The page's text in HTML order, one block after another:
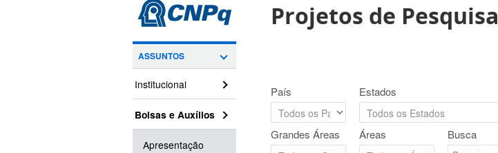
ASSUNTOS
Institucional
Bolsas e Auxílios
Apresentação
Projetos de Pesquisa
País Estados
Grandes Áreas Áreas Busca